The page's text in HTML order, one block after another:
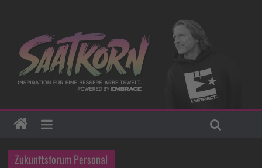
Zukunftsforum Personal